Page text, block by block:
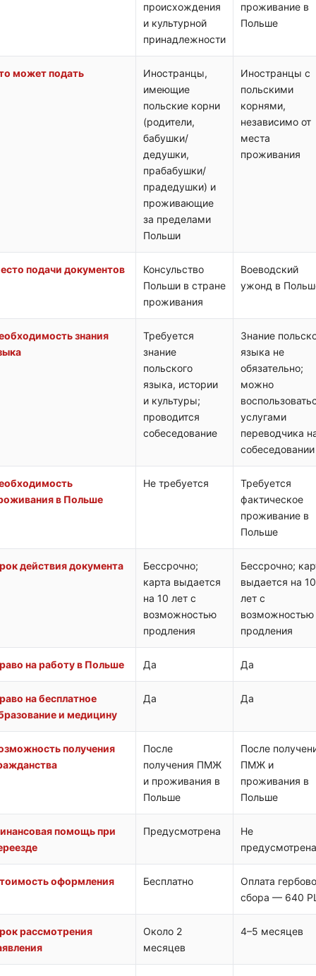
происхождения
и культурной
принадлежности
проживание в
Польше
может подать
Иностранцы,
имеющие
польские корни
(родители,
бабушки/
дедушки,
прабабушки/
прадедушки) и
проживающие
за пределами
Польши
Иностранцы с
польскими
корнями,
независимо от
места
проживания
подачи документов
Консульство
Польши в стране
проживания
Воеводский
ужонд в
знания
Требуется
знание
польского
языка, истории
и культуры;
проводится
собеседование
Знание
языка не
обязательно;
можно
услугами
переводчика
собеседовании
в Польше
Не требуется
Требуется
фактическое
проживание в
Польше
действия документа
Бессрочно;
карта выдается
на 10 лет с
возможностью
продления
Бессрочно;
выдается на 10
лет с
возможностью
продления
на работу в Польше Да Да
на бесплатное
и медицину
Да Да
получения
После
получения ПМЖ
и проживания в
Польше
После
ПМЖ и
проживания в
Польше
помощь при
Предусмотрена
Не
предусмотрена
оформления Бесплатно
Оплата
сбора — 640
рассмотрения
Около 2
месяцев
4–5 месяцев